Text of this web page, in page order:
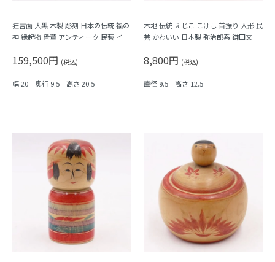
狂言面 大黒 木製 彫刻 日本の伝統 福の
神 縁起物 骨董 アンティーク 民藝 イン
159,500円 (税込)
幅 20 奥行 9.5 高さ 20.5
木地 伝統 えじこ こけし 首振り 人形 民
芸 かわいい 日本製 弥治郎系 鎌田文市
8,800円 (税込)
直径 9.5 高さ 12.5